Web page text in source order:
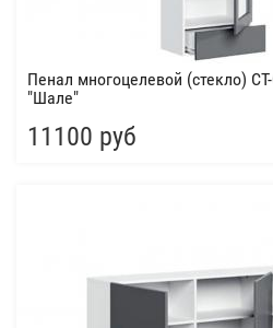
Пенал многоцелевой (стекло)
"Шале"
11100 руб